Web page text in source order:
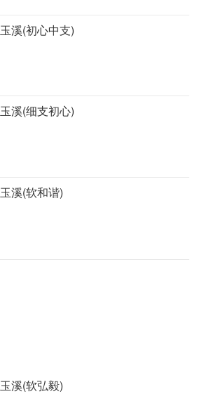
玉溪(初心中支)
玉溪(细支初心)
玉溪(软和谐)
玉溪(软弘毅)